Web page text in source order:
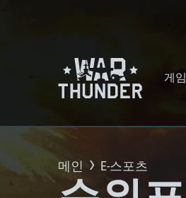
게임
메인 E-스포츠